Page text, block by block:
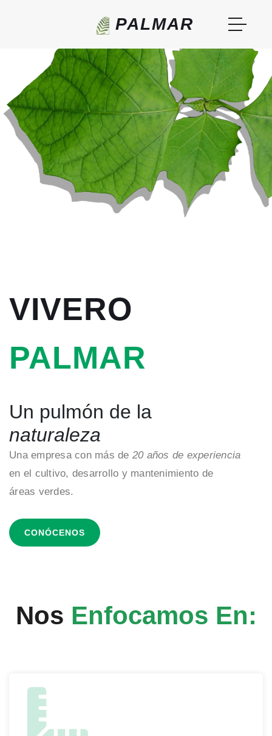
PALMAR
VIVERO
PALMAR
Un pulmón de la
naturaleza
Una empresa con más de 20 años de experiencia
en el cultivo, desarrollo y mantenimiento de
áreas verdes.
CONÓCENOS
Nos Enfocamos En: